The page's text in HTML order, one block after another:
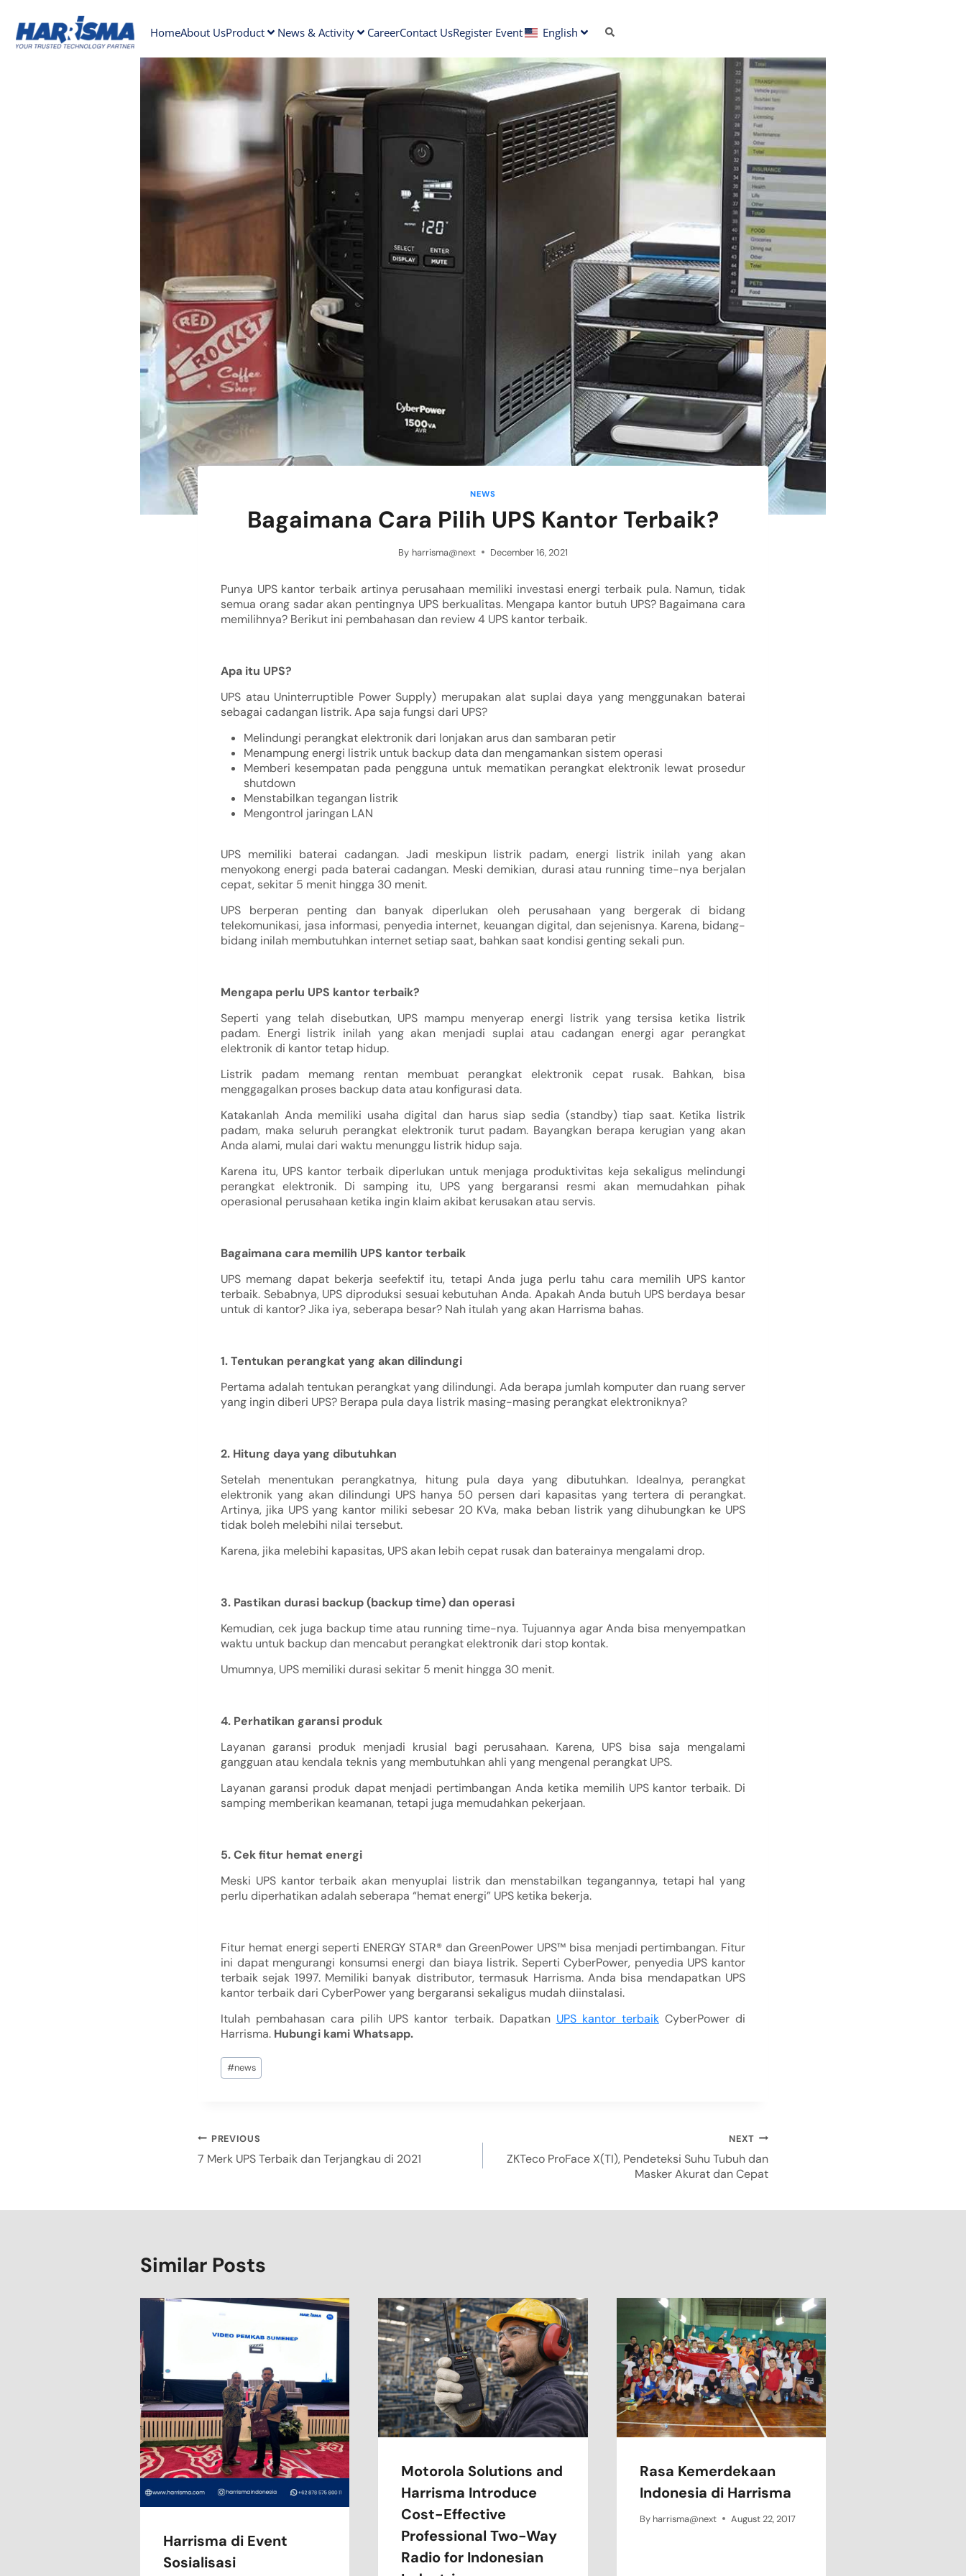
HomeAbout UsProduct News & Activity CareerContact UsRegister Event English
NEWS
Bagaimana Cara Pilih UPS Kantor Terbaik?
By harrisma@next December 16, 2021
Punya UPS kantor terbaik artinya perusahaan memiliki investasi energi terbaik pula. Namun, tidak
semua orang sadar akan pentingnya UPS berkualitas. Mengapa kantor butuh UPS? Bagaimana cara
memilihnya? Berikut ini pembahasan dan review 4 UPS kantor terbaik.
Apa itu UPS?
UPS atau Uninterruptible Power Supply) merupakan alat suplai daya yang menggunakan baterai
sebagai cadangan listrik. Apa saja fungsi dari UPS?
Melindungi perangkat elektronik dari lonjakan arus dan sambaran petir
Menampung energi listrik untuk backup data dan mengamankan sistem operasi
Memberi kesempatan pada pengguna untuk mematikan perangkat elektronik lewat prosedur
shutdown
Menstabilkan tegangan listrik
Mengontrol jaringan LAN
UPS memiliki baterai cadangan. Jadi meskipun listrik padam, energi listrik inilah yang akan
menyokong energi pada baterai cadangan. Meski demikian, durasi atau running time-nya berjalan
cepat, sekitar 5 menit hingga 30 menit.
UPS berperan penting dan banyak diperlukan oleh perusahaan yang bergerak di bidang
telekomunikasi, jasa informasi, penyedia internet, keuangan digital, dan sejenisnya. Karena, bidang-
bidang inilah membutuhkan internet setiap saat, bahkan saat kondisi genting sekali pun.
Mengapa perlu UPS kantor terbaik?
Seperti yang telah disebutkan, UPS mampu menyerap energi listrik yang tersisa ketika listrik
padam. Energi listrik inilah yang akan menjadi suplai atau cadangan energi agar perangkat
elektronik di kantor tetap hidup.
Listrik padam memang rentan membuat perangkat elektronik cepat rusak. Bahkan, bisa
menggagalkan proses backup data atau konfigurasi data.
Katakanlah Anda memiliki usaha digital dan harus siap sedia (standby) tiap saat. Ketika listrik
padam, maka seluruh perangkat elektronik turut padam. Bayangkan berapa kerugian yang akan
Anda alami, mulai dari waktu menunggu listrik hidup saja.
Karena itu, UPS kantor terbaik diperlukan untuk menjaga produktivitas keja sekaligus melindungi
perangkat elektronik. Di samping itu, UPS yang bergaransi resmi akan memudahkan pihak
operasional perusahaan ketika ingin klaim akibat kerusakan atau servis.
Bagaimana cara memilih UPS kantor terbaik
UPS memang dapat bekerja seefektif itu, tetapi Anda juga perlu tahu cara memilih UPS kantor
terbaik. Sebabnya, UPS diproduksi sesuai kebutuhan Anda. Apakah Anda butuh UPS berdaya besar
untuk di kantor? Jika iya, seberapa besar? Nah itulah yang akan Harrisma bahas.
1. Tentukan perangkat yang akan dilindungi
Pertama adalah tentukan perangkat yang dilindungi. Ada berapa jumlah komputer dan ruang server
yang ingin diberi UPS? Berapa pula daya listrik masing-masing perangkat elektroniknya?
2. Hitung daya yang dibutuhkan
Setelah menentukan perangkatnya, hitung pula daya yang dibutuhkan. Idealnya, perangkat
elektronik yang akan dilindungi UPS hanya 50 persen dari kapasitas yang tertera di perangkat.
Artinya, jika UPS yang kantor miliki sebesar 20 KVa, maka beban listrik yang dihubungkan ke UPS
tidak boleh melebihi nilai tersebut.
Karena, jika melebihi kapasitas, UPS akan lebih cepat rusak dan baterainya mengalami drop.
3. Pastikan durasi backup (backup time) dan operasi
Kemudian, cek juga backup time atau running time-nya. Tujuannya agar Anda bisa menyempatkan
waktu untuk backup dan mencabut perangkat elektronik dari stop kontak.
Umumnya, UPS memiliki durasi sekitar 5 menit hingga 30 menit.
4. Perhatikan garansi produk
Layanan garansi produk menjadi krusial bagi perusahaan. Karena, UPS bisa saja mengalami
gangguan atau kendala teknis yang membutuhkan ahli yang mengenal perangkat UPS.
Layanan garansi produk dapat menjadi pertimbangan Anda ketika memilih UPS kantor terbaik. Di
samping memberikan keamanan, tetapi juga memudahkan pekerjaan.
5. Cek fitur hemat energi
Meski UPS kantor terbaik akan menyuplai listrik dan menstabilkan tegangannya, tetapi hal yang
perlu diperhatikan adalah seberapa “hemat energi” UPS ketika bekerja.
Fitur hemat energi seperti ENERGY STAR® dan GreenPower UPS™ bisa menjadi pertimbangan. Fitur
ini dapat mengurangi konsumsi energi dan biaya listrik. Seperti CyberPower, penyedia UPS kantor
terbaik sejak 1997. Memiliki banyak distributor, termasuk Harrisma. Anda bisa mendapatkan UPS
kantor terbaik dari CyberPower yang bergaransi sekaligus mudah diinstalasi.
Itulah pembahasan cara pilih UPS kantor terbaik. Dapatkan UPS kantor terbaikCyberPower di
Harrisma. Hubungi kami Whatsapp.
#news
PREVIOUS
7 Merk UPS Terbaik dan Terjangkau di 2021
NEXT
ZKTeco ProFace X(TI), Pendeteksi Suhu Tubuh dan
Masker Akurat dan Cepat
Similar Posts
Harrisma di Event
Sosialisasi
Motorola Solutions and
Harrisma Introduce
Cost-Effective
Professional Two-Way
Radio for Indonesian
Rasa Kemerdekaan
Indonesia di Harrisma
By harrisma@next August 22, 2017